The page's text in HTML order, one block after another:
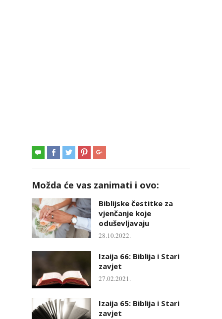
Možda će vas zanimati i ovo:
Biblijske čestitke za
vjenčanje koje
oduševljavaju
28.10.2022.
Izaija 66: Biblija i Stari
zavjet
27.02.2021.
Izaija 65: Biblija i Stari
zavjet